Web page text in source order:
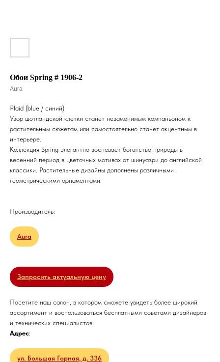
Обои Spring # 1906-2
Aura
Plaid (blue / синий)
Узор шотландской клетки станет незаменимым компаньоном к
растительным сюжетам или самостоятельно станет акцентным в
интерьере.
Коллекция Spring элегантно воспевает богатство природы в
весенний период в цветочных мотивах от шинуазри до английской
классики. Растительные дизайны дополнены различными
геометрическими орнаментами.
Производитель:
Aura
Запросить актуальную цену
Посетите наш салон, в котором сможете увидеть более широкий
ассортимент и воспользоваться бесплатными советами дизайнеров
и технических специалистов.
Адрес:
ул. Большая Горная, д. 336